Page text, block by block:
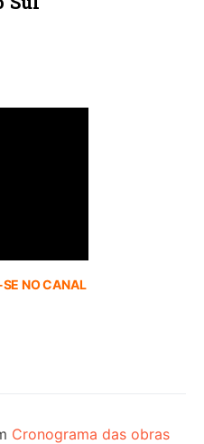
NO CANAL
Cronograma das obras